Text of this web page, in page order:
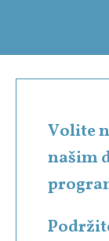
Volite
našim